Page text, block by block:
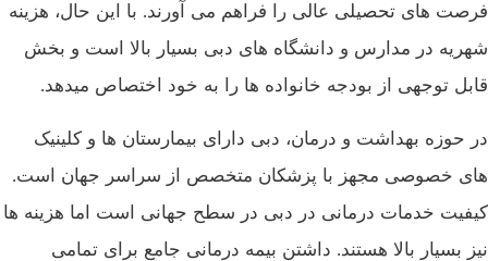
فرصت‌ های تحصیلی عالی را فراهم می‌ آورند. با این حال، هزینه
شهریه در مدارس و دانشگاه‌ های دبی بسیار بالا است و بخش
قابل توجهی از بودجه خانواده‌ ها را به خود اختصاص میدهد.
در حوزه بهداشت و درمان، دبی دارای بیمارستان‌ ها و کلینیک‌
های خصوصی مجهز با پزشکان متخصص از سراسر جهان است.
کیفیت خدمات درمانی در دبی در سطح جهانی است اما هزینه‌ ها
نیز بسیار بالا هستند. داشتن بیمه درمانی جامع برای تمامی